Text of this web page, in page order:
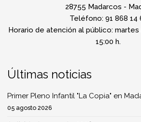
28755 Madarcos -
Teléfono: 91 868 14
Horario de atención al público: martes
15:00 h.
Últimas noticias
Primer Pleno Infantil "La Copia" en
05 agosto 2026